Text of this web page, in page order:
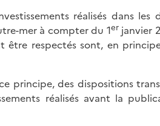
réalisés dans les
mer à compter du 1erjanvier
être respectés sont, en
principe, des dispositions
réalisés avant la